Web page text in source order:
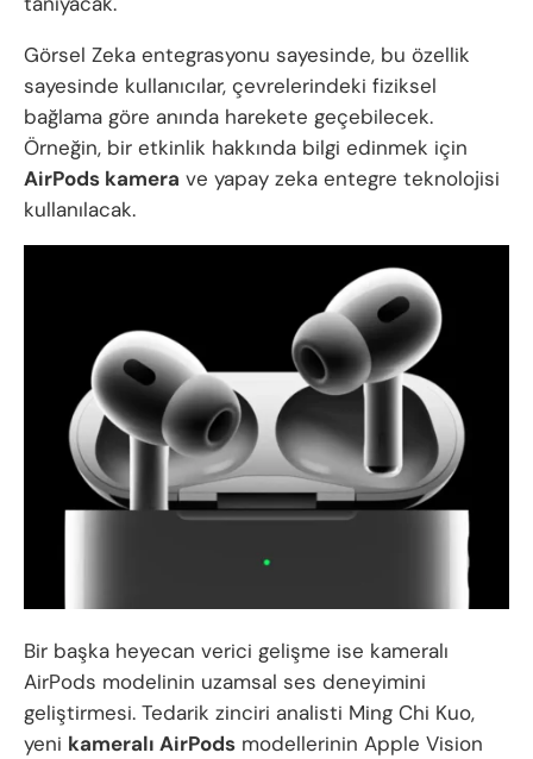
Görsel Zeka entegrasyonu sayesinde, bu özellik
sayesinde kullanıcılar, çevrelerindeki fiziksel
bağlama göre anında harekete geçebilecek.
Örneğin, bir etkinlik hakkında bilgi edinmek için
AirPods kamera ve yapay zeka entegre teknolojisi
kullanılacak.
Bir başka heyecan verici gelişme ise kameralı
AirPods modelinin uzamsal ses deneyimini
geliştirmesi. Tedarik zinciri analisti Ming Chi Kuo,
yeni kameralı AirPods modellerinin Apple Vision